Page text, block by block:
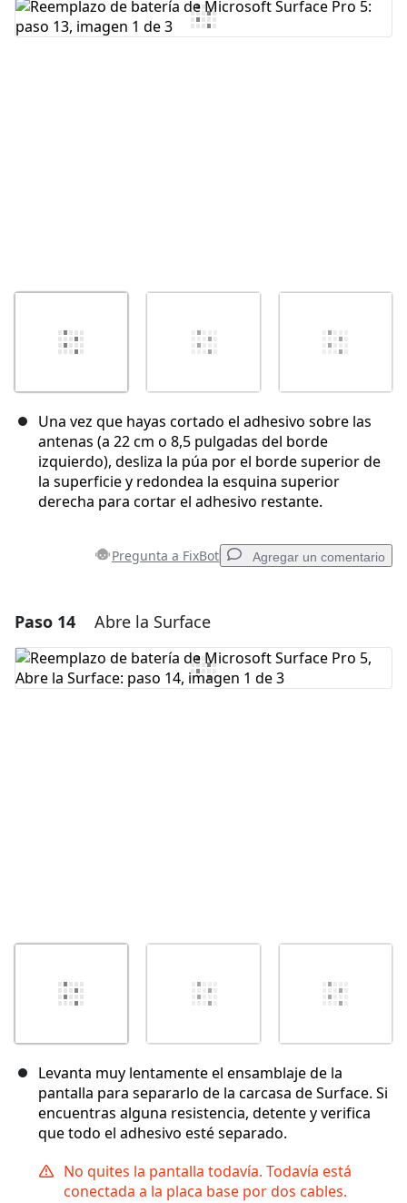
Agregar Comentario
Una vez que hayas cortado el adhesivo sobre las
antenas (a 22 cm o 8,5 pulgadas del borde
izquierdo), desliza la púa por el borde superior de
la superficie y redondea la esquina superior
derecha para cortar el adhesivo restante.
Pregunta a FixBot Agregar un comentario
Agregar un comentario
Agregar Comentario
Paso 14 Abre la Surface
Levanta muy lentamente el ensamblaje de la
pantalla para separarlo de la carcasa de Surface. Si
encuentras alguna resistencia, detente y verifica
que todo el adhesivo esté separado.
No quites la pantalla todavía. Todavía está
conectada a la placa base por dos cables.